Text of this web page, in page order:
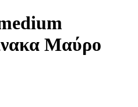
Μαύρο